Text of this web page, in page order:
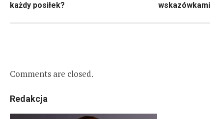
każdy posiłek?
wskazówkami
Comments are closed.
Redakcja